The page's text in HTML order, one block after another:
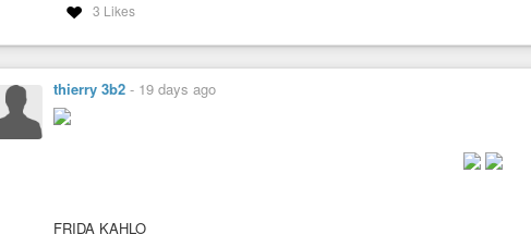
3 Likes
thierry 3b2 - 19 days ago
FRIDA KAHLO